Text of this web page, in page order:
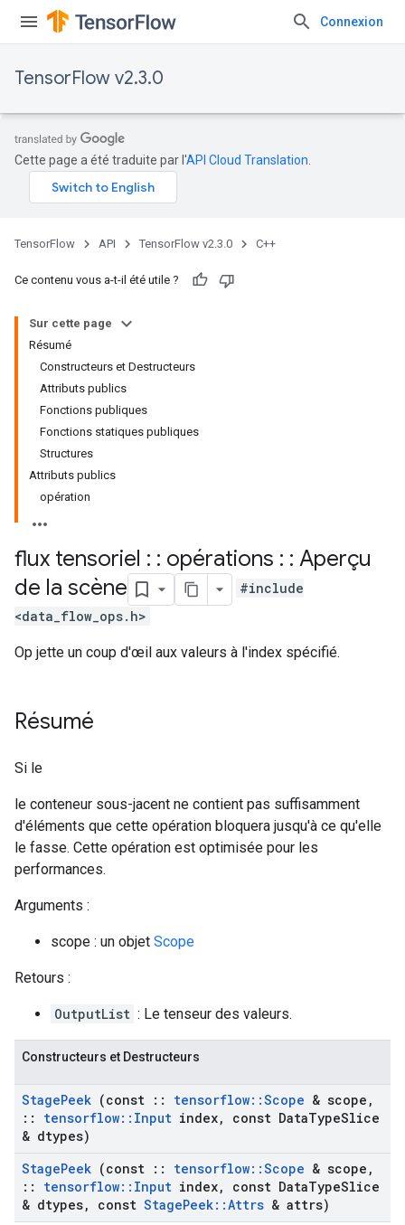
Connexion
TensorFlow v2.3.0
Cette page a été traduite par l'API Cloud Translation
TensorFlow API TensorFlow v2.3.0 C++
Ce contenu vous a-t-il été utile ?
Sur cette page
Résumé
Constructeurs et Destructeurs
Attributs publics
Fonctions publiques
Fonctions statiques publiques
Structures
Attributs publics
opération
flux tensoriel : : opérations : : Aperçu
de la scène
#include
<data_flow_ops.h>
Op jette un coup d'œil aux valeurs à l'index spécifié.
Résumé
Si le
le conteneur sous-jacent ne contient pas suffisamment
d'éléments que cette opération bloquera jusqu'à ce qu'elle
le fasse. Cette opération est optimisée pour les
performances.
Arguments :
scope : un objet Scope
Retours :
OutputList : Le tenseur des valeurs.
Constructeurs et Destructeurs
StagePeek (const :: tensorflow::Scope & scope ,
::
tensorflow:: Input index, const DataTypeSlice
& dtypes)
StagePeek (const :: tensorflow::Scope & scope ,
::
tensorflow:: Input index, const DataTypeSlice
& dtypes, const StagePeek::Attrs & attrs)